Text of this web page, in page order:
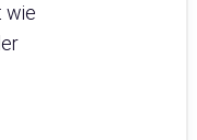
wie